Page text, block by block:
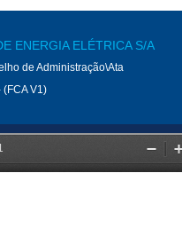
ENERGIA ELÉTRICA S/A
de Administração\Ata
V1)